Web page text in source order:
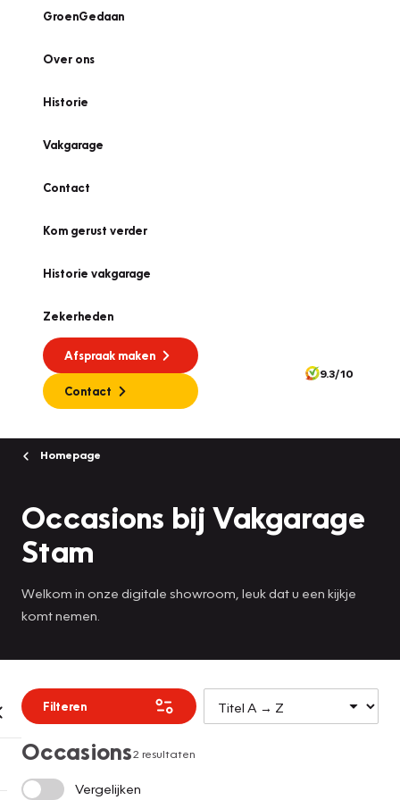
GroenGedaan
Over ons
Historie
Vakgarage
Contact
Kom gerust verder
Historie vakgarage
Zekerheden
Afspraak maken
Contact
9.3/10
Homepage
Occasions bij Vakgarage
Stam
Welkom in onze digitale showroom, leuk dat u een kijkje
komt nemen.
Filteren
Occasions2 resultaten
Vergelijken